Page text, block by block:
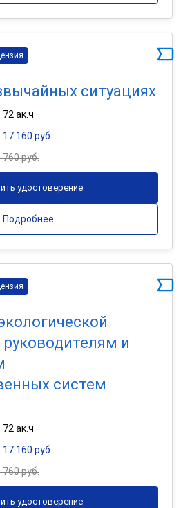
ситуациях
72 ак.ч
17 160 руб.
760 руб.
удостоверение
Подробнее
и
систем
72 ак.ч
17 160 руб.
760 руб.
удостоверение